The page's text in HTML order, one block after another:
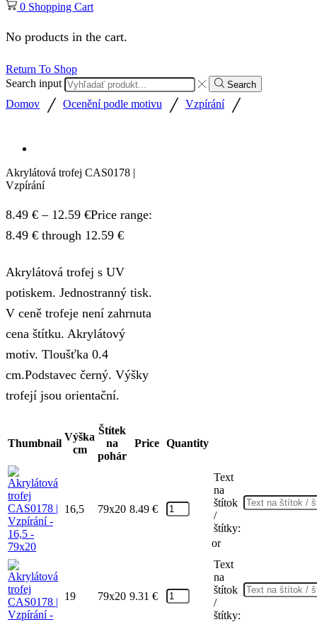
0 Shopping Cart
No products in the cart.
Return To Shop
Search input
Search
Domov / Ocenění podle motivu / Vzpírání /
Akrylátová trofej CAS0178 |
Vzpírání
8.49 € – 12.59 €Price range:
8.49 € through 12.59 €
Akrylátová trofej s UV
potiskem. Jednostranný tisk.
V ceně trofeje není zahrnuta
cena štítku. Akrylátový
motiv. Tloušťka 0.4
cm.Podstavec černý. Výšky
trofejí jsou orientační.
Thumbnail
Výška
cm
Štítek
na
pohár
Price Quantity
16,5 79x20 8.49 €
Text
na
štítok
/
štítky:
or
19 79x20 9.31 €
Text
na
štítok
/
štítky: